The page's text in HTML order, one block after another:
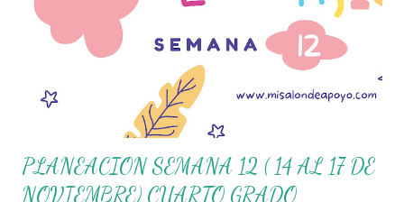
complemento a las planeaciones y/o actividades que ya se
encuentren previamente organizadas. Estas planeaciones estan
diseñadas para trabajar en la primera semana del presente ciclo
escolar las cuales en base a sus actividades no...
PLANEACION SEMANA 12 ( 14 AL 17 DE
NOVIEMBRE) CUARTO GRADO